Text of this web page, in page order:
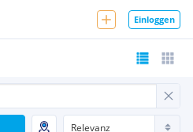
Einloggen